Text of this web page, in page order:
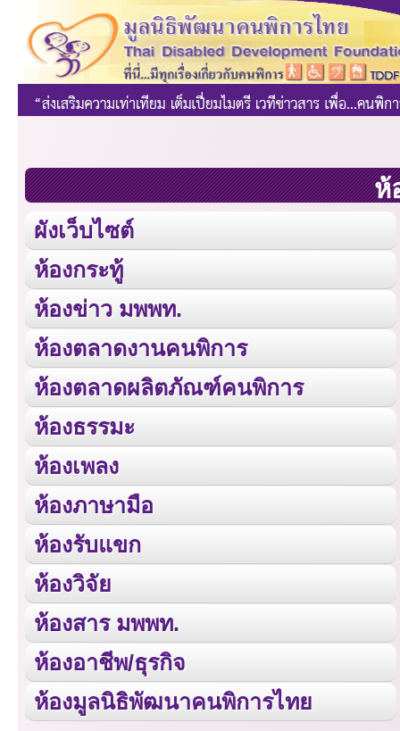
ห้
ผังเว็บไซต์
ห้องกระทู้
ห้องข่าว มพพท.
ห้องตลาดงานคนพิการ
ห้องตลาดผลิตภัณฑ์คนพิการ
ห้องธรรมะ
ห้องเพลง
ห้องภาษามือ
ห้องรับแขก
ห้องวิจัย
ห้องสาร มพพท.
ห้องอาชีพ/ธุรกิจ
ห้องมูลนิธิพัฒนาคนพิการไทย